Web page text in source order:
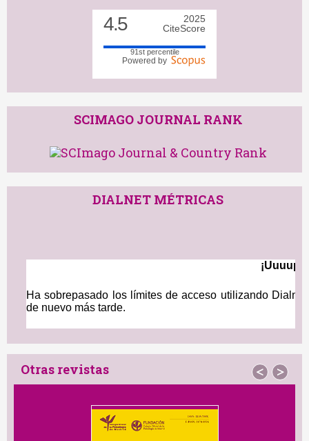
4.5
2025
CiteScore
91st percentile
Powered by
SCIMAGO JOURNAL RANK
DIALNET MÉTRICAS
Otras revistas < >